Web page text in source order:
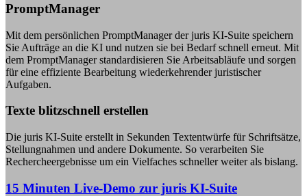
PromptManager
Mit dem persönlichen PromptManager der juris KI-Suite speichern
Sie Aufträge an die KI und nutzen sie bei Bedarf schnell erneut. Mit
dem PromptManager standardisieren Sie Arbeitsabläufe und sorgen
für eine effiziente Bearbeitung wiederkehrender juristischer
Aufgaben.
Texte blitzschnell erstellen
Die juris KI-Suite erstellt in Sekunden Textentwürfe für Schriftsätze,
Stellungnahmen und andere Dokumente. So verarbeiten Sie
Rechercheergebnisse um ein Vielfaches schneller weiter als bislang.
15 Minuten Live-Demo zur juris KI-Suite